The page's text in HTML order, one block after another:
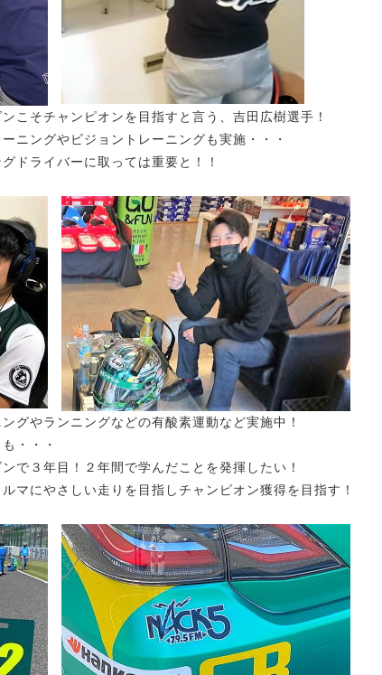
こそチャンピオンを目指すと言う、吉田広樹選手！
ニングやビジョントレーニングも実施・・・
ドライバーに取っては重要と！！
グやランニングなどの有酸素運動など実施中！
・・・
で３年目！２年間で学んだことを発揮したい！
マにやさしい走りを目指しチャンピオン獲得を目指す！